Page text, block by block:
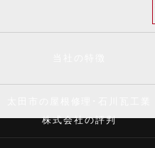
株式会社の評判